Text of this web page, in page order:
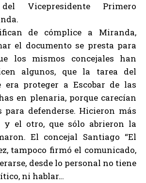
Vicepresidente Primero
de cómplice a Miranda,
el documento se presta para
los mismos concejales han
algunos, que la tarea del
era proteger a Escobar de las
en plenaria, porque carecían
para defenderse. Hicieron más
y el otro, que sólo abrieron la
El concejal Santiago “El
tampoco firmó el comunicado,
desde lo personal no tiene
ni hablar…